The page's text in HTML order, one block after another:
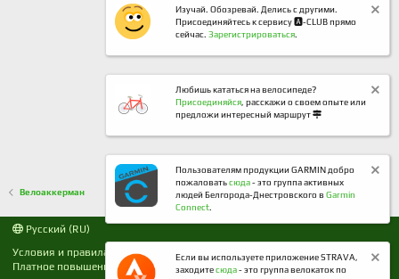
Велоаккерман
Русский (RU)
Условия и правила
Политика конфиденциальности
Платное повышение
Помощь
S
Изучай. Обозревай. Делись с другими.
Присоединяйтесь к сервису 🅰️-CLUB прямо
сейчас. Зарегистрироваться
Любишь кататься на велосипеде?
Присоединяйся, расскажи о своем опыте или
предложи интересный маршрут
Пользователям продукции GARMIN добро
пожаловатьсюда- это группа активных
людей Белгорода-Днестровского в Garmin
Connect
Если вы используете приложение STRAVA,
заходитесюда- это группа велокаток по